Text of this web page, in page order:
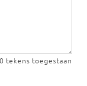
tekens toegestaan